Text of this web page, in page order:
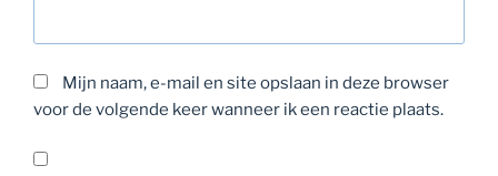
Mijn naam, e-mail en site opslaan in deze browser
voor de volgende keer wanneer ik een reactie plaats.